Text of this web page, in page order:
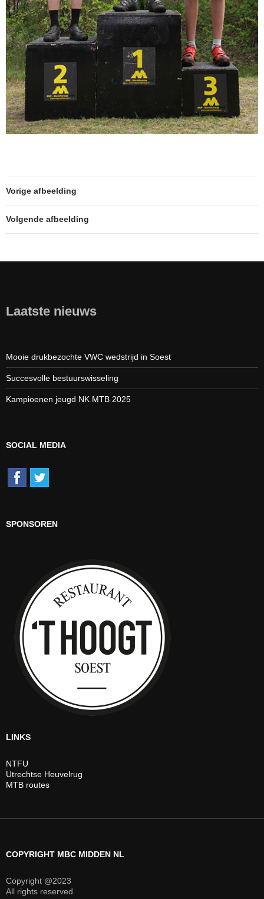
Vorige afbeelding
Volgende afbeelding
Laatste nieuws
Mooie drukbezochte VWC wedstrijd in Soest
Succesvolle bestuurswisseling
Kampioenen jeugd NK MTB 2025
SOCIAL MEDIA
SPONSOREN
LINKS
NTFU
Utrechtse Heuvelrug
MTB routes
COPYRIGHT MBC MIDDEN NL
Copyright @2023
All rights reserved